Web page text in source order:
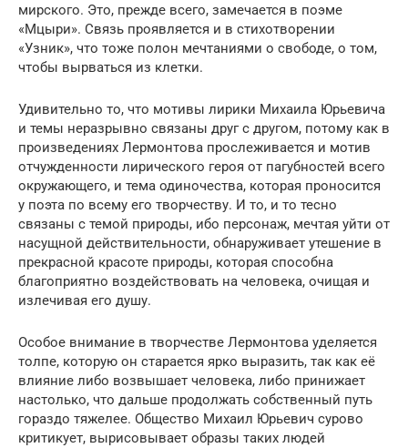
мирского. Это, прежде всего, замечается в поэме
«Мцыри». Связь проявляется и в стихотворении
«Узник», что тоже полон мечтаниями о свободе, о том,
чтобы вырваться из клетки.
Удивительно то, что мотивы лирики Михаила Юрьевича
и темы неразрывно связаны друг с другом, потому как в
произведениях Лермонтова прослеживается и мотив
отчужденности лирического героя от пагубностей всего
окружающего, и тема одиночества, которая проносится
у поэта по всему его творчеству. И то, и то тесно
связаны с темой природы, ибо персонаж, мечтая уйти от
насущной действительности, обнаруживает утешение в
прекрасной красоте природы, которая способна
благоприятно воздействовать на человека, очищая и
излечивая его душу.
Особое внимание в творчестве Лермонтова уделяется
толпе, которую он старается ярко выразить, так как её
влияние либо возвышает человека, либо принижает
настолько, что дальше продолжать собственный путь
гораздо тяжелее. Общество Михаил Юрьевич сурово
критикует, вырисовывает образы таких людей